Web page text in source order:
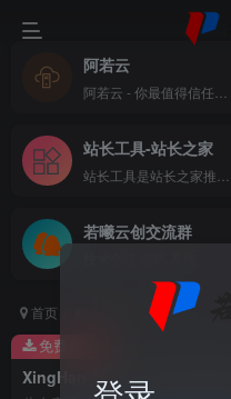
阿若云
站长工具-站长之家
若曦云创交流群
首页 网站源码
XingHan-Team团队官网系统
免费资源